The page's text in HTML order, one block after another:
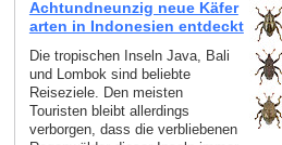
Achtundneunzig neue Käfer
arten in Indonesien entdeckt
Die tropischen Inseln Java, Bali
und Lombok sind beliebte
Reiseziele. Den meisten
Touristen bleibt allerdings
verborgen, dass die verbliebenen